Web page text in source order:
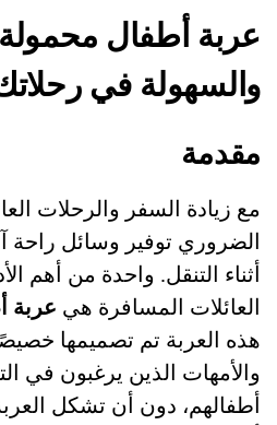
عربة أطفال
والسهولة في
مقدمة
مع زيادة السفر والرحلات
الضروري توفير وسائل راحة
أثناء التنقل. واحدة من أهم
العائلات المسافرة هي عربة
هذه العربة تم تصميمها خصيصًا
والأمهات الذين يرغبون في
أطفالهم، دون أن تشكل